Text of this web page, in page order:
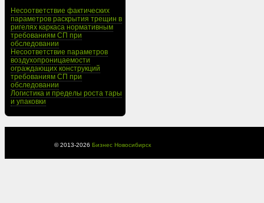
Несоответствие фактических
параметров раскрытия трещин в
ригелях каркаса нормативным
требованиям СП при
обследовании
Несоответствие параметров
воздухопроницаемости
ограждающих конструкций
требованиям СП при
обследовании
Логистика и пределы роста тары
и упаковки
© 2013-2026 Бизнес Новосибирск